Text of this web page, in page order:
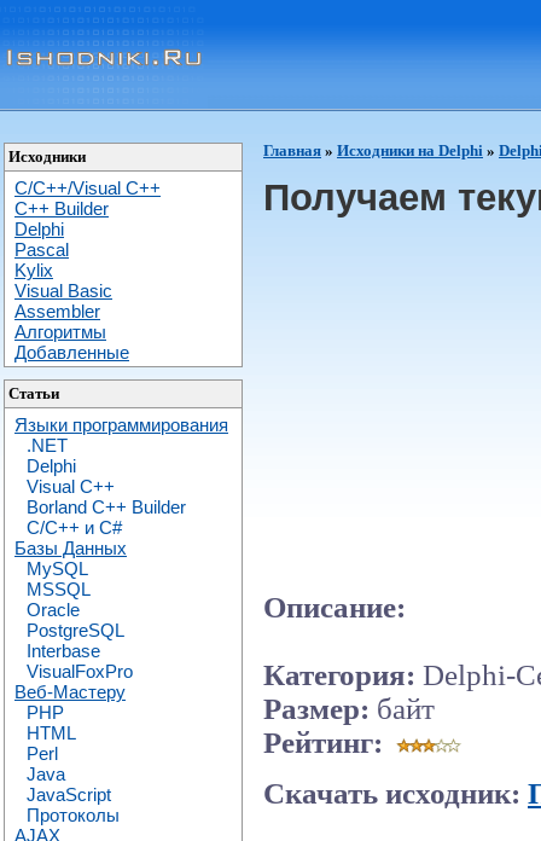
Исходники
C/C++/Visual C++
С++ Builder
Delphi
Pascal
Kylix
Visual Basic
Assembler
Алгоритмы
Добавленные
Статьи
Языки программирования
.NET
Delphi
Visual C++
Borland C++ Builder
C/С++ и C#
Базы Данных
MySQL
MSSQL
Oracle
PostgreSQL
Interbase
VisualFoxPro
Веб-Мастеру
PHP
HTML
Perl
Java
JavaScript
Протоколы
AJAX
Главная » Исходники на Delphi »
Получаем
Описание:
Категория: Delphi-
Размер: байт
Рейтинг:
Скачать исходник: